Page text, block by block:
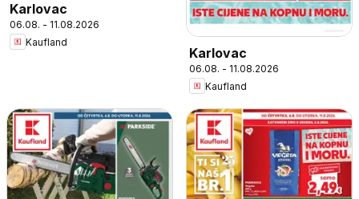
Karlovac
06.08. - 11.08.2026
Kaufland
Karlovac
06.08. - 11.08.2026
Kaufland